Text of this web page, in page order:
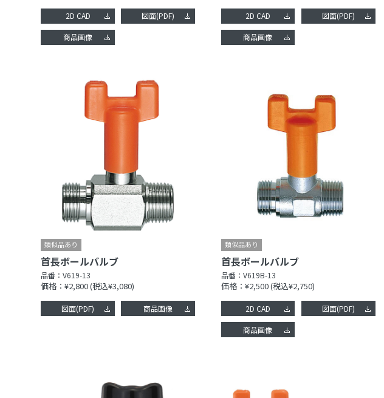
2D CAD 図面(PDF)
商品画像
2D CAD 図面(PDF)
商品画像
首長ボールバルブ
品番：V619-13
価格：¥2,800(税込¥3,080)
図面(PDF) 商品画像
首長ボールバルブ
品番： V619B-13
価格：¥2,500(税込¥2,750)
2D CAD 図面(PDF)
商品画像